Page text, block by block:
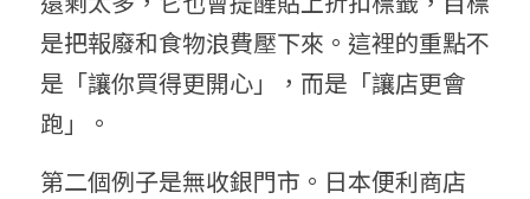
是把報廢和食物浪費壓下來。這裡的重點不
是「讓你買得更開心」，而是「讓店更會
跑」。
第二個例子是無收銀門市。日本便利商店